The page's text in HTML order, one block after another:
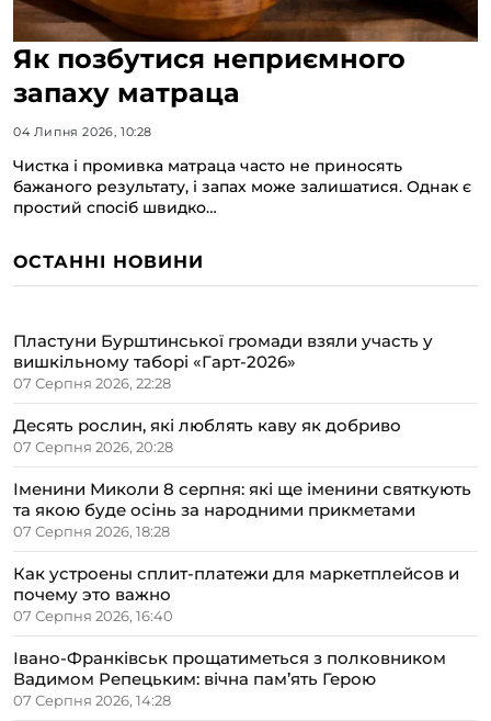
Як позбутися неприємного
запаху матраца
04 Липня 2026, 10:28
Чистка і промивка матраца часто не приносять
бажаного результату, і запах може залишатися. Однак є
простий спосіб швидко…
ОСТАННІ НОВИНИ
Пластуни Бурштинської громади взяли участь у
вишкільному таборі «Гарт-2026»
07 Серпня 2026, 22:28
Десять рослин, які люблять каву як добриво
07 Серпня 2026, 20:28
Іменини Миколи 8 серпня: які ще іменини святкують
та якою буде осінь за народними прикметами
07 Серпня 2026, 18:28
Как устроены сплит-платежи для маркетплейсов и
почему это важно
07 Серпня 2026, 16:40
Івано-Франківськ прощатиметься з полковником
Вадимом Репецьким: вічна пам’ять Герою
07 Серпня 2026, 14:28